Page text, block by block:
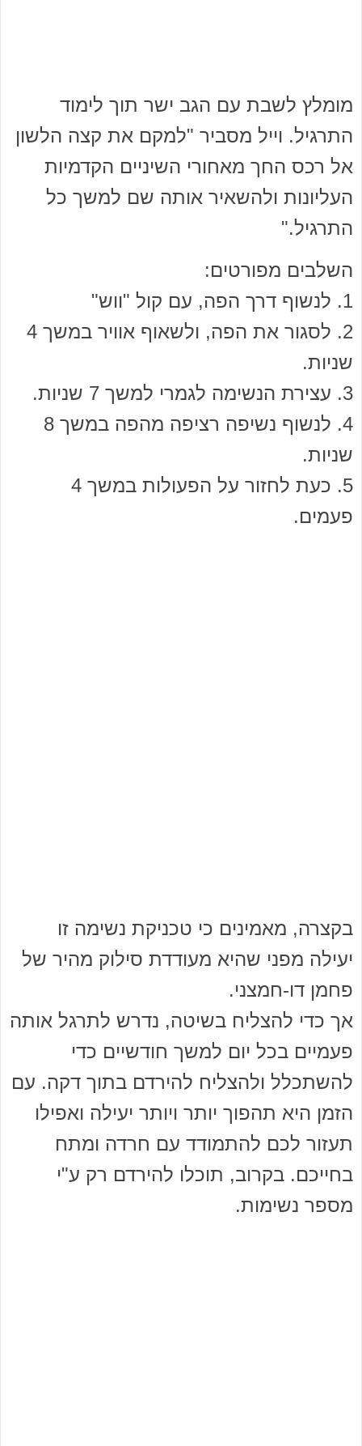
מומלץ לשבת עם הגב ישר תוך לימוד
התרגיל. וייל מסביר "למקם את קצה הלשון
אל רכס החך מאחורי השיניים הקדמיות
העליונות ולהשאיר אותה שם למשך כל
התרגיל."
השלבים מפורטים:
1. לנשוף דרך הפה, עם קול "ווש"
2. לסגור את הפה, ולשאוף אוויר במשך 4
שניות.
3. עצירת הנשימה לגמרי למשך 7 שניות.
4. לנשוף נשיפה רציפה מהפה במשך 8
שניות.
5. כעת לחזור על הפעולות במשך 4
פעמים.
בקצרה, מאמינים כי טכניקת נשימה זו
יעילה מפני שהיא מעודדת סילוק מהיר של
פחמן דו-חמצני.
אך כדי להצליח בשיטה, נדרש לתרגל אותה
פעמיים בכל יום למשך חודשיים כדי
להשתכלל ולהצליח להירדם בתוך דקה. עם
הזמן היא תהפוך יותר ויותר יעילה ואפילו
תעזור לכם להתמודד עם חרדה ומתח
בחייכם. בקרוב, תוכלו להירדם רק ע"י
מספר נשימות.